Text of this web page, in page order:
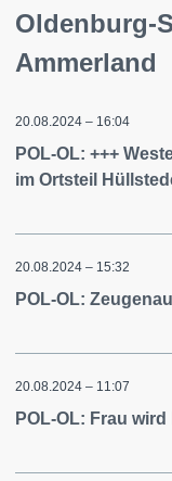
Oldenburg-
Ammerland
20.08.2024 – 16:04
POL-OL: +++
im Ortsteil
20.08.2024 – 15:32
POL-OL:
20.08.2024 – 11:07
POL-OL: Frau